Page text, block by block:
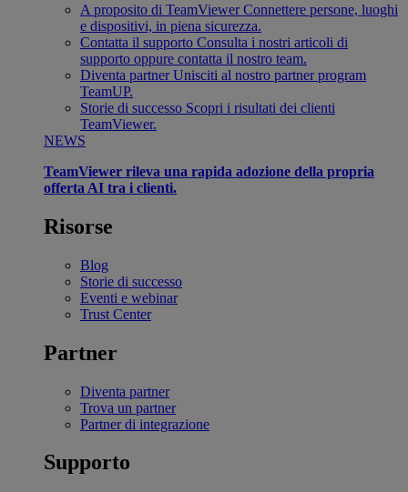
A proposito di TeamViewer Connettere persone, luoghi
e dispositivi, in piena sicurezza.
Contatta il supporto Consulta i nostri articoli di
supporto oppure contatta il nostro team.
Diventa partner Unisciti al nostro partner program
TeamUP.
Storie di successo Scopri i risultati dei clienti
TeamViewer.
NEWS
TeamViewer rileva una rapida adozione della propria
offerta AI tra i clienti.
Risorse
Blog
Storie di successo
Eventi e webinar
Trust Center
Partner
Diventa partner
Trova un partner
Partner di integrazione
Supporto